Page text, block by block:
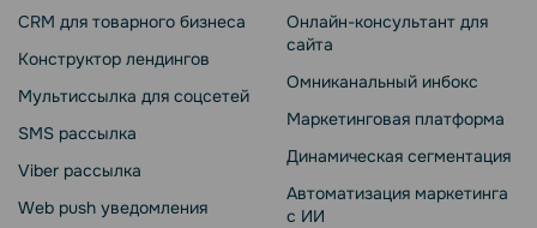
CRM для товарного бизнеса
Конструктор лендингов
Мультиссылка для соцсетей
SMS рассылка
Viber рассылка
Web push уведомления
Онлайн-консультант для
сайта
Омниканальный инбокс
Маркетинговая платформа
Динамическая сегментация
Автоматизация маркетинга
с ИИ